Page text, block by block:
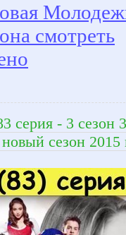
смотреть
серия - 3 сезон 3
сезон 2015